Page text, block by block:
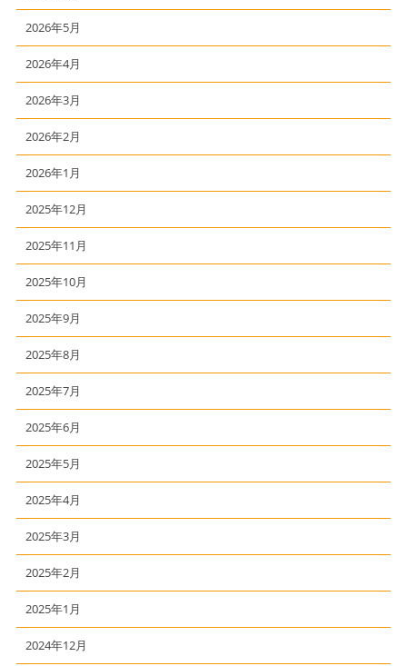
2026年5月
2026年4月
2026年3月
2026年2月
2026年1月
2025年12月
2025年11月
2025年10月
2025年9月
2025年8月
2025年7月
2025年6月
2025年5月
2025年4月
2025年3月
2025年2月
2025年1月
2024年12月